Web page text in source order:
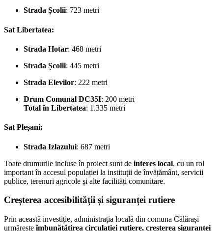
Strada Școlii: 723 metri
Sat Libertatea:
Strada Hotar: 468 metri
Strada Școlii: 445 metri
Strada Elevilor: 222 metri
Drum Comunal DC35I: 200 metri
Total în Libertatea: 1.335 metri
Sat Pleșani:
Strada Izlazului: 687 metri
Toate drumurile incluse în proiect sunt de interes local, cu un rol
important în accesul populației la instituții de învățământ, servicii
publice, terenuri agricole și alte facilități comunitare.
Creșterea accesibilității și siguranței rutiere
Prin această investiție, administrația locală din comuna Călărași
urmăreșteîmbunătățirea circulației rutiere, creșterea siguranței